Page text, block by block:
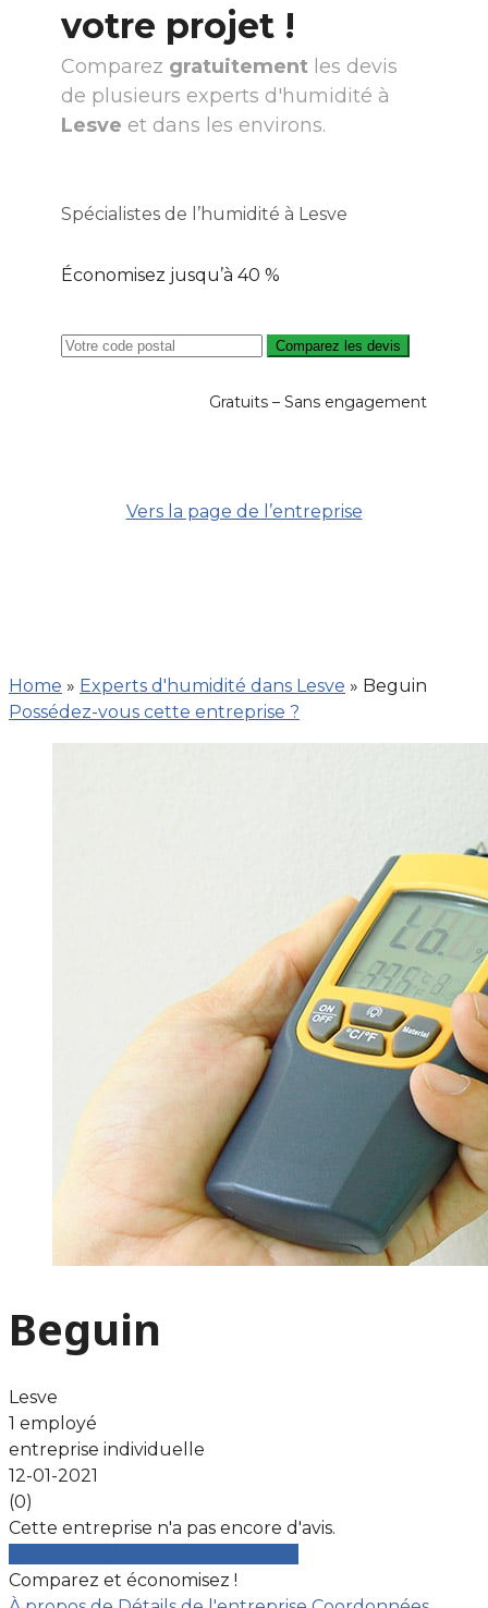
votre projet !
Comparez gratuitement les devis
de plusieurs experts d'humidité à
Lesve et dans les environs.
Spécialistes de l’humidité à Lesve
Économisez jusqu’à 40 %
Comparez les devis
Gratuits – Sans engagement
Vers la page de l’entreprise
Home » Experts d'humidité dans Lesve » Beguin
Possédez-vous cette entreprise ?
Beguin
Lesve
1 employé
entreprise individuelle
12-01-2021
(0)
Cette entreprise n'a pas encore d'avis.
Comparez et économisez !